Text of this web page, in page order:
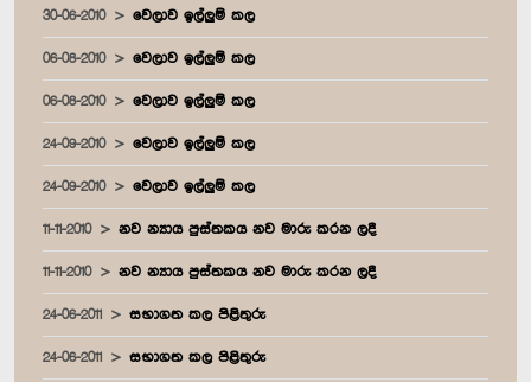
30-06-2010 වෙලාව ඉල්ලුම් කල
06-08-2010 වෙලාව ඉල්ලුම් කල
06-08-2010 වෙලාව ඉල්ලුම් කල
24-09-2010 වෙලාව ඉල්ලුම් කල
24-09-2010 වෙලාව ඉල්ලුම් කල
11-11-2010 නව න්‍යාය පුස්තකය නව මාරු කරන ලදී
11-11-2010 නව න්‍යාය පුස්තකය නව මාරු කරන ලදී
24-06-2011 සභාගත කල පිළිතුරු
24-06-2011 සභාගත කල පිළිතුරු